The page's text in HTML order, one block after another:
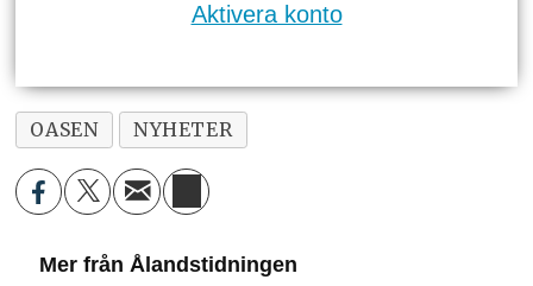
Aktivera konto
OASEN NYHETER